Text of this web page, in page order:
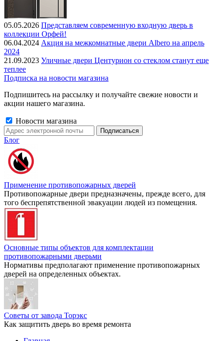
05.05.2026 Представляем современную входную дверь в
коллекции Орфей!
06.04.2024 Акция на межкомнатные двери Albero на апрель
2024
21.09.2023 Уличные двери Центурион со стеклом станут еще
теплее
Подписка на новости магазина
Подпишитесь на рассылку и получайте свежие новости и
акции нашего магазина.
Новости магазина
Блог
Применение противопожарных дверей
Противопожарные двери предназначены, прежде всего, для
того беспрепятственной эвакуации людей из помещения.
Основные типы объектов для комплектации
противопожарными дверьми
Нормативы предполагают применение противопожарных
дверей на определенных объектах.
Советы от завода Торэкс
Как защитить дверь во время ремонта